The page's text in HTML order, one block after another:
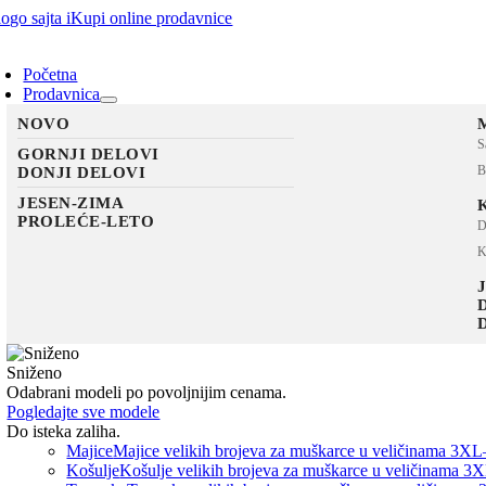
Skip
Početna
Prodavnica
NOVO
GORNJI DELOVI
DONJI DELOVI
JESEN-ZIMA
PROLEĆE-LETO
Sniženo
Odabrani modeli po povoljnijim cenama.
Pogledajte sve modele
Do isteka zaliha.
MajiceMajice velikih brojeva za muškarce u veličinama
KošuljeKošulje velikih brojeva za muškarce u veličinama